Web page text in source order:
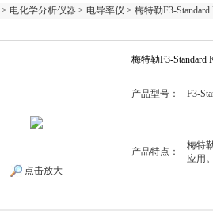
> 电化学分析仪器 > 电导率仪 > 梅特勒F3-
梅特勒F3-
点击放大
产品型号： F3-
产品特点：
梅特
应用